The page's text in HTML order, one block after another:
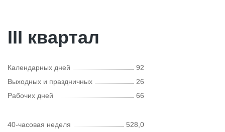
III квартал
Календарных дней
92
Выходных и праздничных
26
Рабочих дней
66
40-часовая неделя 528,0